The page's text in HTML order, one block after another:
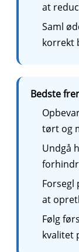
at
Saml
korrekt
Bedste
tørt og
Undgå
at
Følg
kvalitet